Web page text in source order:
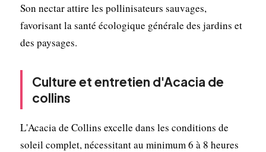
Son nectar attire les pollinisateurs sauvages,
favorisant la santé écologique générale des jardins et
des paysages.
Culture et entretien d'Acacia de
collins
L'Acacia de Collins excelle dans les conditions de
soleil complet, nécessitant au minimum 6 à 8 heures